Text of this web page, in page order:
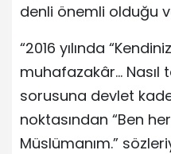
denli önemli olduğu
“2016 yılında
muhafazakâr… Nasıl
sorusuna devlet
noktasından “Ben
Müslümanım.”